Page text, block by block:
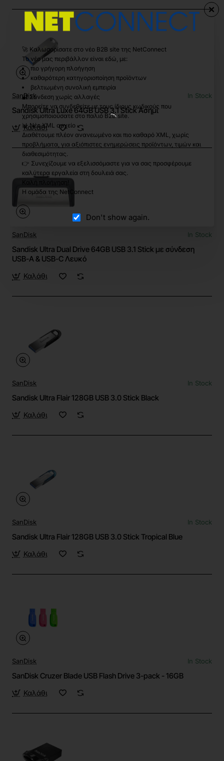
🚀 Καλωσορίσατε στο νέο B2B site της NetConnect
Το νέο μας περιβάλλον είναι εδώ, με:
πιο γρήγορη πλοήγηση
καθαρότερη κατηγοριοποίηση προϊόντων
βελτιωμένη συνολική εμπειρία
🔐 Σύνδεση χωρίς αλλαγές
Μπορείτε να συνδεθείτε με τους ίδιους κωδικούς που
χρησιμοποιούσατε στο παλιό B2B site.
📊 Νέο XML αρχείο
Διαθέτουμε πλέον ανανεωμένο και πιο καθαρό XML, χωρίς
προβλήματα, για αξιόπιστες ενημερώσεις προϊόντων, τιμών και
διαθεσιμότητας.
👉 Συνεχίζουμε να εξελισσόμαστε για να σας προσφέρουμε
καλύτερα εργαλεία στη δουλειά σας.
Η ομάδα της NetConnect
Don't show again.
SanDisk In Stock
Sandisk Ultra Luxe 64GB USB 3.1 Stick Ασημί
Καλάθι
SanDisk In Stock
Sandisk Ultra Dual Drive 64GB USB 3.1 Stick με σύνδεση
USB-A & USB-C Λευκό
Καλάθι
SanDisk In Stock
Sandisk Ultra Flair 128GB USB 3.0 Stick Black
Καλάθι
SanDisk In Stock
Sandisk Ultra Flair 128GB USB 3.0 Stick Tropical Blue
Καλάθι
SanDisk In Stock
SanDisk Cruzer Blade USB Flash Drive 3-pack - 16GB
Καλάθι